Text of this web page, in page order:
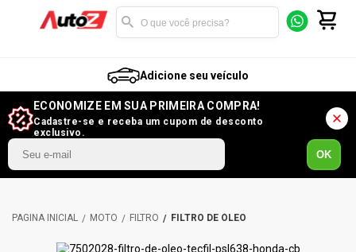
Adicione seu veículo
ECONOMIZE EM SUA PRIMEIRA COMPRA!
Cadastre-se e receba um cupom de desconto
exclusivo.
OK
MOTO FILTRO FILTRO DE ÓLEO